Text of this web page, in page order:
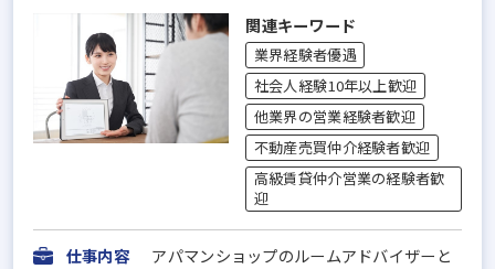
関連キーワード
業界経験者優遇
社会人経験10年以上歓迎
他業界の営業経験者歓迎
不動産売買仲介経験者歓迎
高級賃貸仲介営業の経験者歓
迎
仕事内容
アパマンショップのルームアドバイザーと